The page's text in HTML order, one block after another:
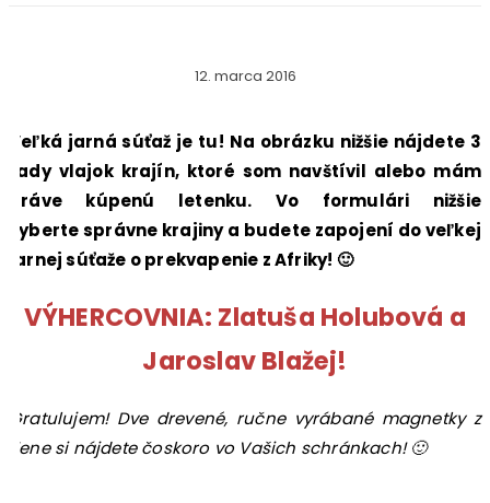
12. marca 2016
Veľká jarná súťaž je tu! Na obrázku nižšie nájdete 3
rady vlajok krajín, ktoré som navštívil alebo mám
práve kúpenú letenku. Vo formulári nižšie
vyberte správne krajiny a budete zapojení do veľkej
jarnej súťaže o prekvapenie z Afriky! 🙂
VÝHERCOVNIA: Zlatuša Holubová a
Jaroslav Blažej!
Gratulujem! Dve drevené, ručne vyrábané magnetky z
Kene si nájdete čoskoro vo Vašich schránkach! 🙂